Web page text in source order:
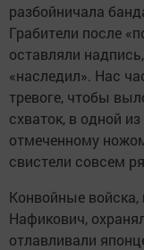
разбойничала
Грабители после
оставляли
«наследил». Нас
тревоге, чтобы
схваток, в одной
отмеченному
свистели совсем
Конвойные
Нафикович,
отлавливали